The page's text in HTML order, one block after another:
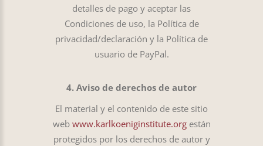
detalles de pago y aceptar las
Condiciones de uso, la Política de
privacidad/declaración y la Política de
usuario de PayPal.
4. Aviso de derechos de autor
El material y el contenido de este sitio
web www.karlkoeniginstitute.orgestán
protegidos por los derechos de autor y